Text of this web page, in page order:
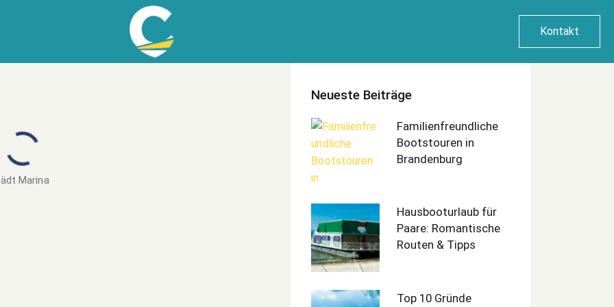
Kontakt
Marina
Neueste Beiträge
Familienfreundliche
Bootstouren in
Brandenburg
Hausbooturlaub für
Paare: Romantische
Routen & Tipps
Top 10 Gründe